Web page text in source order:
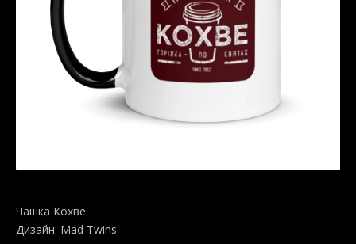
Чашка Кохве
Дизайн: Mad Twins